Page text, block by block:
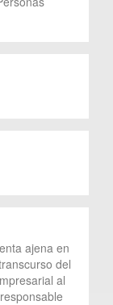
ajena en
del
al